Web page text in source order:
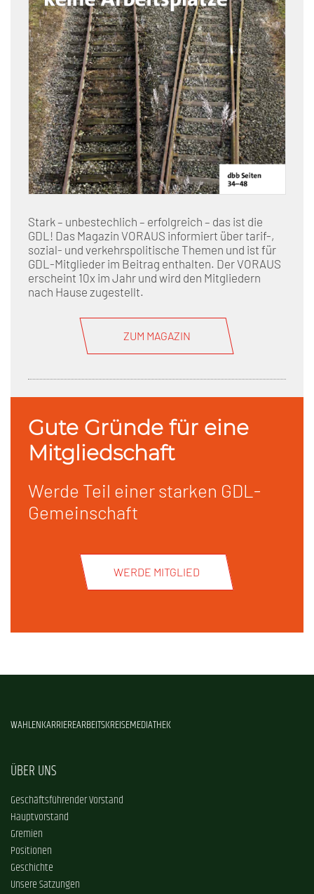
Stark – unbestechlich – erfolgreich – das ist die
GDL! Das Magazin VORAUS informiert über tarif-,
sozial- und verkehrspolitische Themen und ist für
GDL-Mitglieder im Beitrag enthalten. Der VORAUS
erscheint 10x im Jahr und wird den Mitgliedern
nach Hause zugestellt.
ZUM MAGAZIN
Gute Gründe für eine
Mitgliedschaft
Werde Teil einer starken GDL-
Gemeinschaft
WERDE MITGLIED
WAHLENKARRIEREARBEITSKREISEMEDIATHEK
ÜBER UNS
Geschäftsführender Vorstand
Hauptvorstand
Gremien
Positionen
Geschichte
Unsere Satzungen